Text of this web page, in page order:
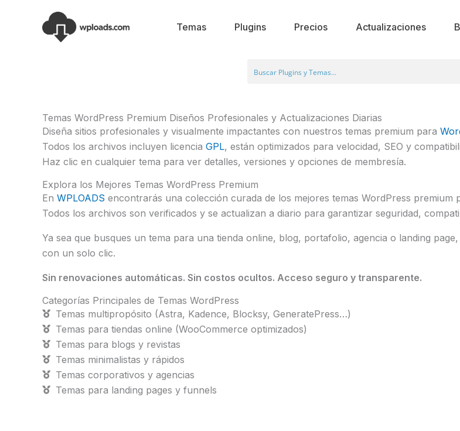
Temas Plugins Precios Actualizaciones
Temas WordPress Premium Diseños Profesionales y Actualizaciones Diarias
Diseña sitios profesionales y visualmente impactantes con nuestros temas premium para
Todos los archivos incluyen licencia GPL, están optimizados para velocidad, SEO y
Haz clic en cualquier tema para ver detalles, versiones y opciones de membresía.
Explora los Mejores Temas WordPress Premium
En WPLOADS encontrarás una colección curada de los mejores temas WordPress
Todos los archivos son verificados y se actualizan a diario para garantizar seguridad,
Ya sea que busques un tema para una tienda online, blog, portafolio, agencia o landing
con un solo clic.
Sin renovaciones automáticas. Sin costos ocultos. Acceso seguro y transparente.
Categorías Principales de Temas WordPress
Temas multipropósito (Astra, Kadence, Blocksy, GeneratePress…)
Temas para tiendas online (WooCommerce optimizados)
Temas para blogs y revistas
Temas minimalistas y rápidos
Temas corporativos y agencias
Temas para landing pages y funnels